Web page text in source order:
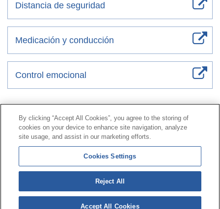
Distancia de seguridad
Medicación y conducción
Control emocional
Línea Universal 900 203 203|Zona Privada Comisión de
Prestaciones Especiales|Zona Privada Proveedor
Sanitario
© Mutua Universal 2026 | Mapa del sitio | Aviso legal
Política de Protección de Datos
cookies
By clicking “Accept All Cookies”, you agree to the storing of
cookies on your device to enhance site navigation, analyze
site usage, and assist in our marketing efforts.
Cookies Settings
Reject All
Accept All Cookies